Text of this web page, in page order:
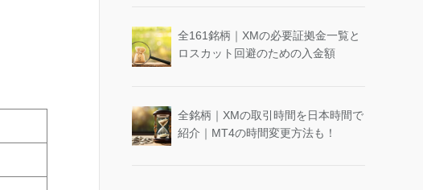
全161銘柄｜XMの必要証拠金一覧と
ロスカット回避のための入金額
全銘柄｜XMの取引時間を日本時間で
紹介｜MT4の時間変更方法も！